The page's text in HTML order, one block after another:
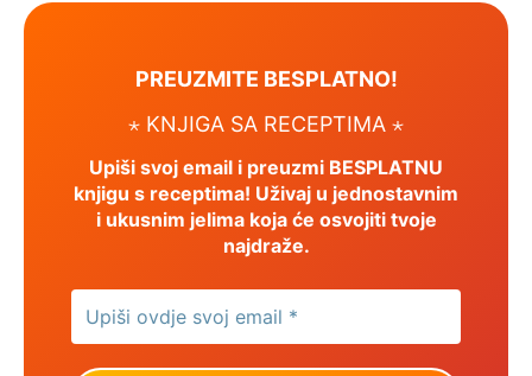
PREUZMITE BESPLATNO!
⋆ KNJIGA SA RECEPTIMA ⋆
Upiši svoj email i preuzmi BESPLATNU
knjigu s receptima! Uživaj u jednostavnim
i ukusnim jelima koja će osvojiti tvoje
najdraže.